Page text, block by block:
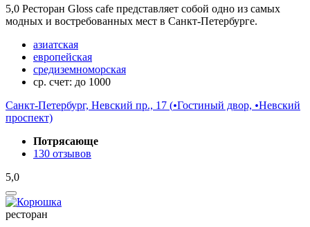
5,0 Ресторан Gloss cafe представляет собой одно из самых
модных и востребованных мест в Санкт-Петербурге.
азиатская
европейская
средиземноморская
ср. счет: до 1000
Санкт-Петербург, Невский пр., 17 (•Гостиный двор, •Невский
проспект)
Потрясающе
130 отзывов
5,0
ресторан